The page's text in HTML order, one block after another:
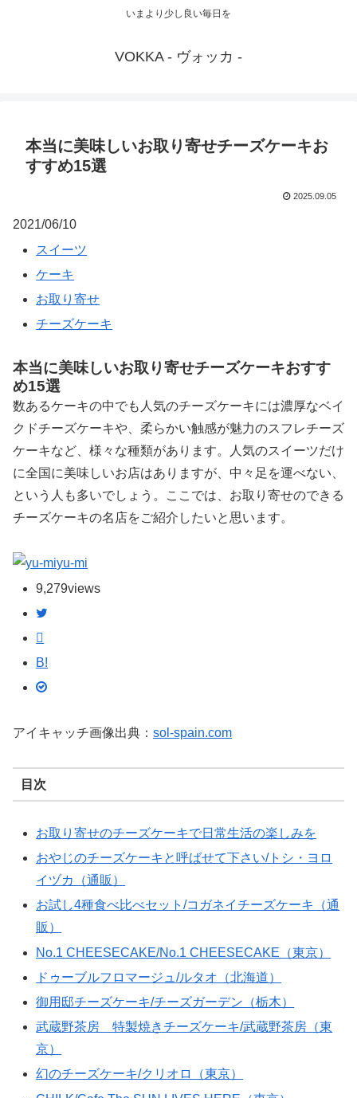
いまより少し良い毎日を
VOKKA - ヴォッカ -
本当に美味しいお取り寄せチーズケーキお
すすめ15選
2025.09.05
2021/06/10
スイーツ
ケーキ
お取り寄せ
チーズケーキ
本当に美味しいお取り寄せチーズケーキおすす
め15選
数あるケーキの中でも人気のチーズケーキには濃厚なベイ
クドチーズケーキや、柔らかい触感が魅力のスフレチーズ
ケーキなど、様々な種類があります。人気のスイーツだけ
に全国に美味しいお店はありますが、中々足を運べない、
という人も多いでしょう。ここでは、お取り寄せのできる
チーズケーキの名店をご紹介したいと思います。
yu-mi
9,279views
B!
アイキャッチ画像出典： sol-spain.com
目次
お取り寄せのチーズケーキで日常生活の楽しみを
おやじのチーズケーキと呼ばせて下さい/トシ・ヨロ
イヅカ（通販）
お試し4種食べ比べセット/コガネイチーズケーキ（通
販）
No.1 CHEESECAKE/No.1 CHEESECAKE（東京）
ドゥーブルフロマージュ/ルタオ（北海道）
御用邸チーズケーキ/チーズガーデン（栃木）
武蔵野茶房 特製焼きチーズケーキ/武蔵野茶房（東
京）
幻のチーズケーキ/クリオロ（東京）